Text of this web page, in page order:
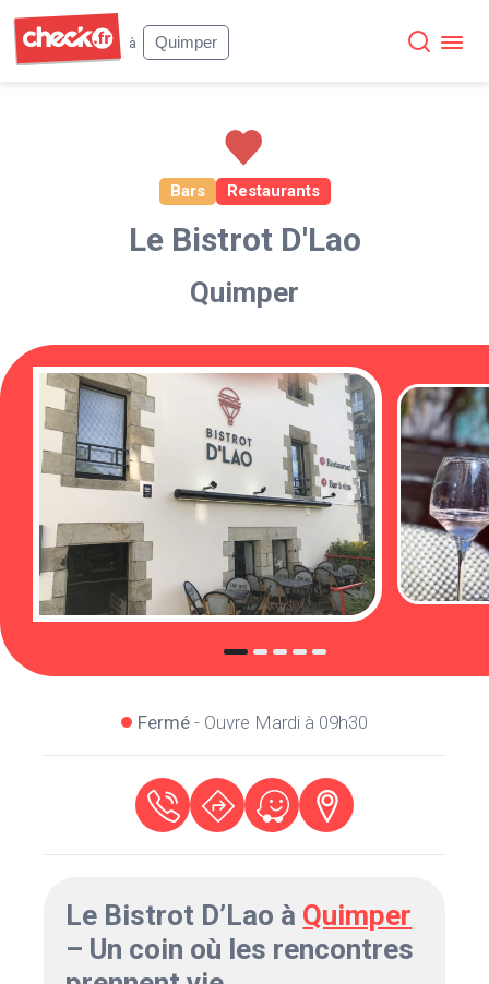
à
Quimper
Bars Restaurants
Le Bistrot D'Lao
Quimper
Fermé - Ouvre Mardi à 09h30
Le Bistrot D’Lao à Quimper
– Un coin où les rencontres